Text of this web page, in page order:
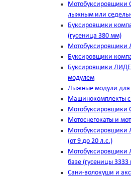
Мотобуксировщики
лыжным или
Буксировщики
(гусеница 380 мм)
Мотобуксировщики
Буксировщики
Буксировщики
модулем
Лыжные модули для
Машинокомплекты
Мотобуксировщики
Мотоснегокаты и
(от 9 до 20 л.с.)
Мотобуксировщики
базе (гусеницы
Сани-волокуши и